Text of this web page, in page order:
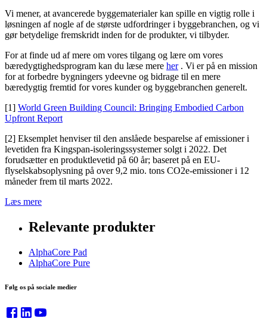
Vi mener, at avancerede byggematerialer kan spille en vigtig rolle i
løsningen af nogle af de største udfordringer i byggebranchen, og vi
gør betydelige fremskridt inden for de produkter, vi tilbyder.
For at finde ud af mere om vores tilgang og lære om vores
bæredygtighedsprogram kan du læse mere her. Vi er på en mission
for at forbedre bygningers ydeevne og bidrage til en mere
bæredygtig fremtid for vores kunder og byggebranchen generelt.
[1] World Green Building Council: Bringing Embodied Carbon
Upfront Report
[2] Eksemplet henviser til den anslåede besparelse af emissioner i
levetiden fra Kingspan-isoleringssystemer solgt i 2022. Det
forudsætter en produktlevetid på 60 år; baseret på en EU-
flyselskabsoplysning på over 9,2 mio. tons CO2e-emissioner i 12
måneder frem til marts 2022.
Læs mere
Relevante produkter
AlphaCore Pad
AlphaCore Pure
Følg os på sociale medier